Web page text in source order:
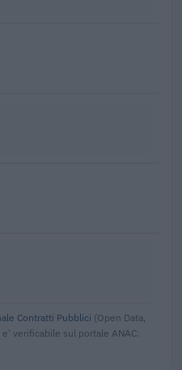
Contratti Pubblici (Open Data,
e' verificabile sul portale ANAC.